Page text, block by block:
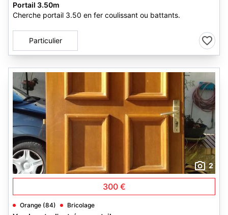
Portail 3.50m
Cherche portail 3.50 en fer coulissant ou battants.
Particulier
2
300 €
Orange (84) Bricolage